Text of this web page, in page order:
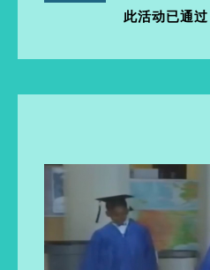
此活动已通